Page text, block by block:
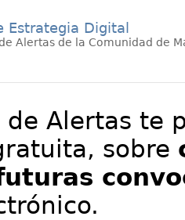
Estrategia Digital
Alertas de la Comunidad de
de Alertas te
sobre